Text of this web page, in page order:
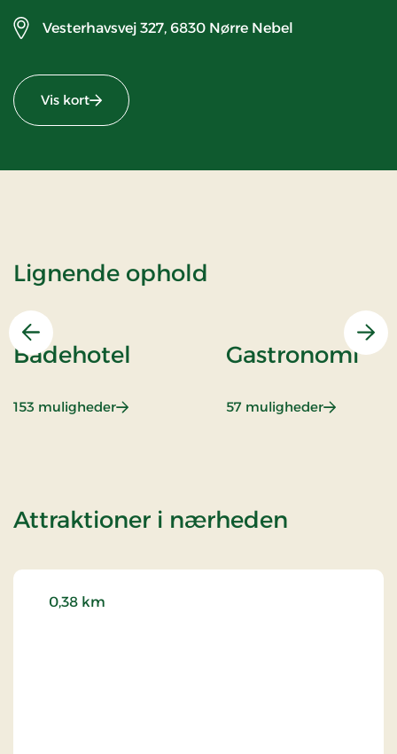
Vesterhavsvej 327, 6830 Nørre Nebel
Vis kort
Lignende ophold
Forrige
Badehotel
153 muligheder: Badehotel
Gastronomi
57 muligheder:
Attraktioner i nærheden
0,38 km